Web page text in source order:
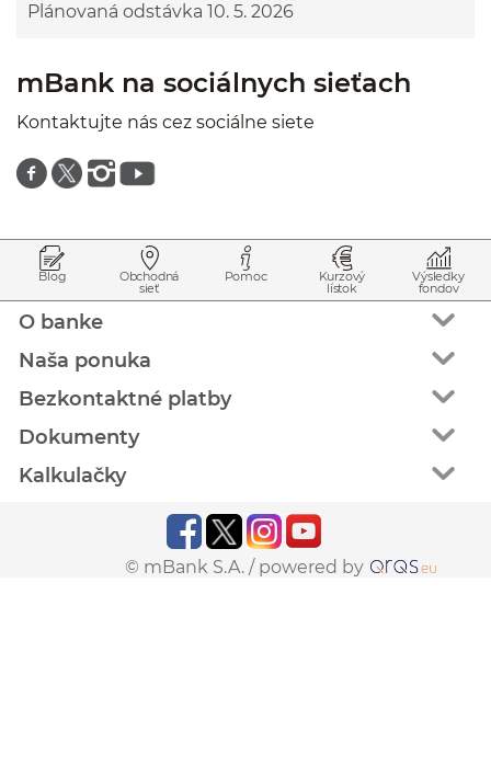
Plánovaná odstávka 10. 5. 2026
mBank na sociálnych sieťach
Kontaktujte nás cez sociálne siete
Znajdź nas na facebooku
Znajdź nas na twitterze
Znajdź nas na instagramie
Znajdź nas na youtube
Blog Obchodná
sieť
Pomoc Kurzový
lístok
Výsledky
fondov
O banke
Naša ponuka
Bezkontaktné platby
Dokumenty
Kalkulačky
© mBank S.A. / powered by